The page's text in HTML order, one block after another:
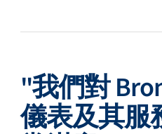
"我們對
儀表及其服